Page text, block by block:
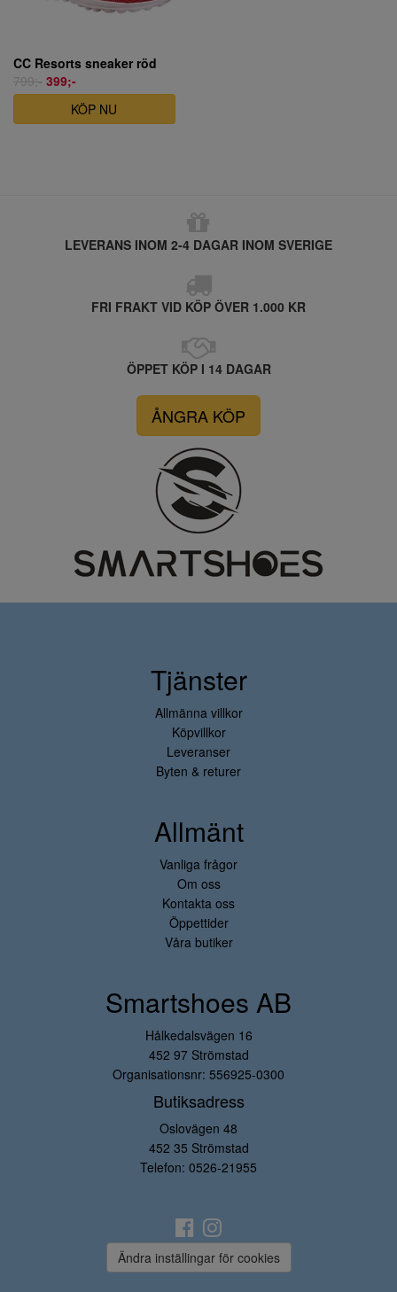
CC Resorts sneaker röd
799;- 399;-
KÖP NU
LEVERANS INOM 2-4 DAGAR INOM SVERIGE
FRI FRAKT VID KÖP ÖVER 1.000 KR
ÖPPET KÖP I 14 DAGAR
ÅNGRA KÖP
Tjänster
Allmänna villkor
Köpvillkor
Leveranser
Byten & returer
Allmänt
Vanliga frågor
Om oss
Kontakta oss
Öppettider
Våra butiker
Smartshoes AB
Hålkedalsvägen 16
452 97 Strömstad
Organisationsnr: 556925-0300
Butiksadress
Oslovägen 48
452 35 Strömstad
Telefon: 0526-21955
Ändra inställingar för cookies